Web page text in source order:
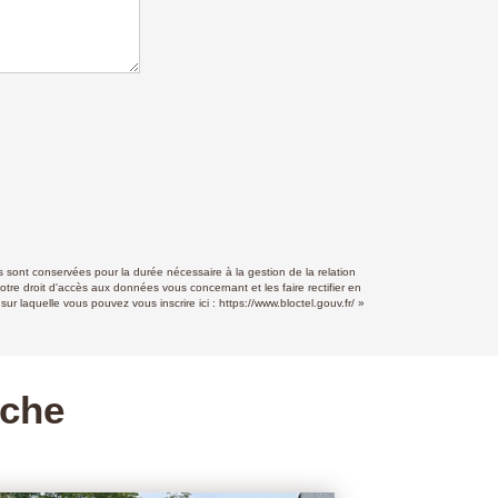
conservées pour la durée nécessaire à la gestion de la relation
droit d'accès aux données vous concernant et les faire rectifier en
laquelle vous pouvez vous inscrire ici : https://www.bloctel.gouv.fr/»